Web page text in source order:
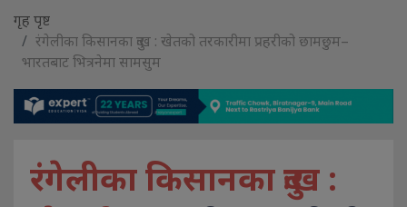
गृह पृष्ट
रंगेलीका किसानका दुःख : खेतको तरकारीमा प्रहरीको छामछुम–
भारतबाट भित्रनेमा सामसुम
रंगेलीका किसानका दुःख :